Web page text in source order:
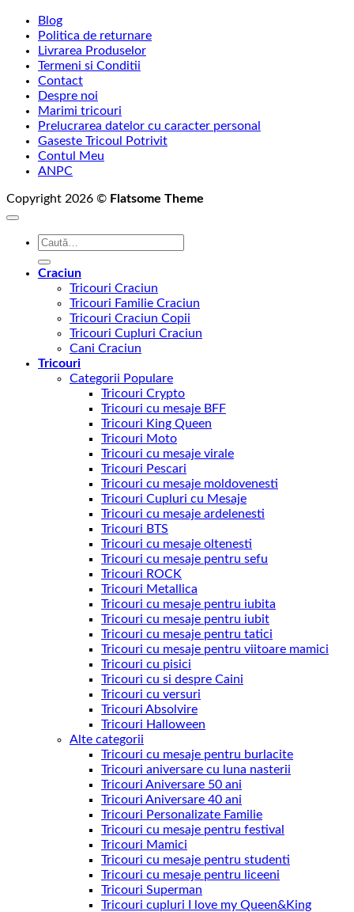
129,00 lei
până
la
Blog
Politica de returnare
Livrarea Produselor
Termeni si Conditii
Contact
Despre noi
Marimi tricouri
Prelucrarea datelor cu caracter personal
Gaseste Tricoul Potrivit
Contul Meu
ANPC
Copyright 2026 © Flatsome Theme
Caută
Craciun
Tricouri Craciun
Tricouri Familie Craciun
Tricouri Craciun Copii
Tricouri Cupluri Craciun
Cani Craciun
Tricouri
Categorii Populare
Tricouri Crypto
Tricouri cu mesaje BFF
Tricouri King Queen
Tricouri Moto
Tricouri cu mesaje virale
Tricouri Pescari
Tricouri cu mesaje moldovenesti
Tricouri Cupluri cu Mesaje
Tricouri cu mesaje ardelenesti
Tricouri BTS
Tricouri cu mesaje oltenesti
Tricouri cu mesaje pentru sefu
Tricouri ROCK
Tricouri Metallica
Tricouri cu mesaje pentru iubita
Tricouri cu mesaje pentru iubit
Tricouri cu mesaje pentru tatici
Tricouri cu mesaje pentru viitoare mamici
Tricouri cu pisici
Tricouri cu si despre Caini
Tricouri cu versuri
Tricouri Absolvire
Tricouri Halloween
Alte categorii
Tricouri cu mesaje pentru burlacite
Tricouri aniversare cu luna nasterii
Tricouri Aniversare 50 ani
Tricouri Aniversare 40 ani
Tricouri Personalizate Familie
Tricouri cu mesaje pentru festival
Tricouri Mamici
Tricouri cu mesaje pentru studenti
Tricouri cu mesaje pentru liceeni
Tricouri Superman
Tricouri cupluri I love my Queen&King